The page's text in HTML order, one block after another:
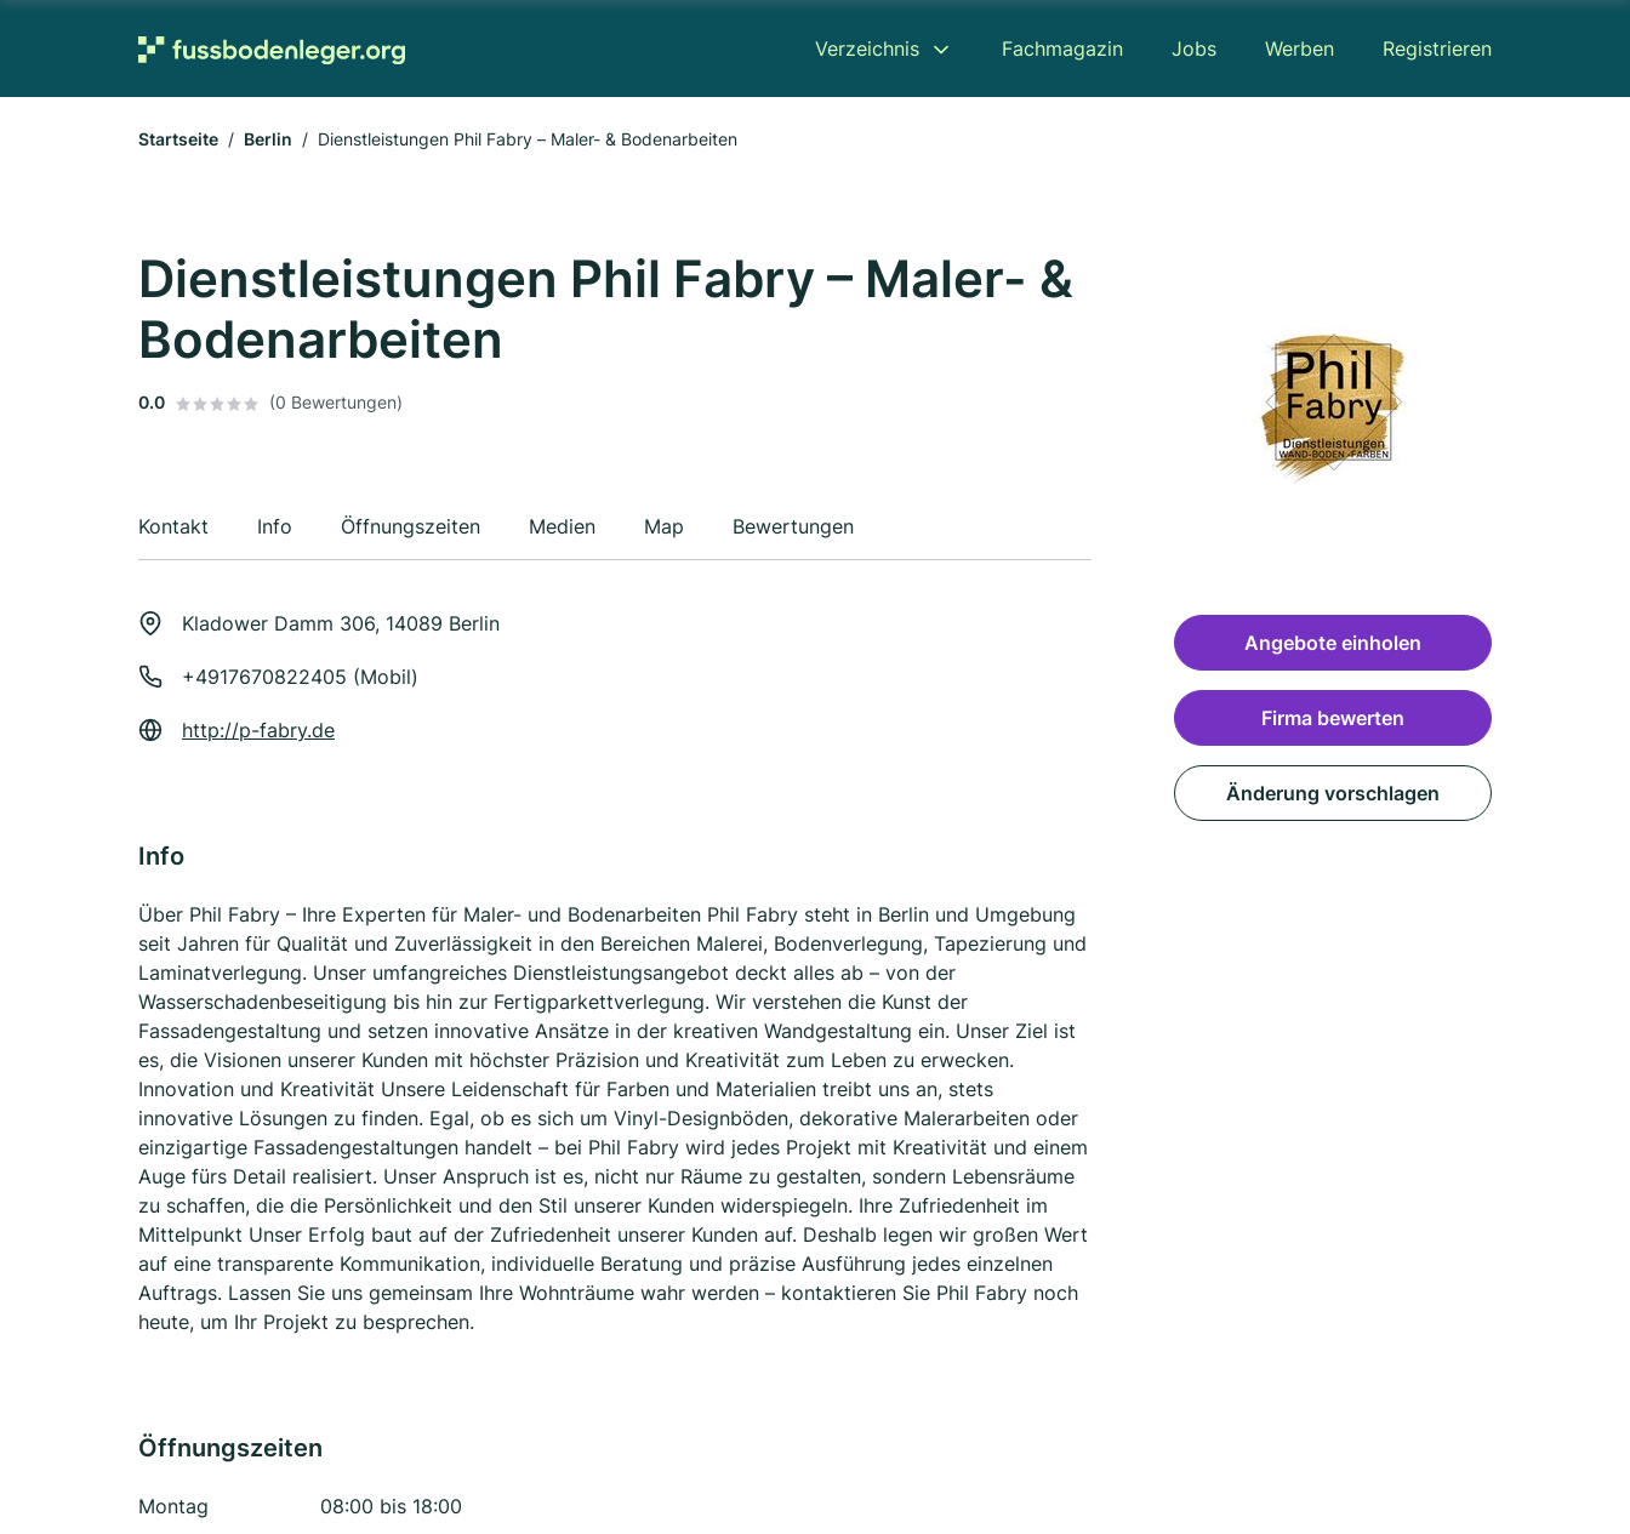
Verzeichnis Fachmagazin Jobs Werben Registrieren
Startseite Berlin Dienstleistungen Phil Fabry – Maler- & Bodenarbeiten
Dienstleistungen Phil Fabry – Maler- &
Bodenarbeiten
0.0 (0 Bewertungen)
Kontakt Info Öffnungszeiten Medien Map Bewertungen
Kladower Damm 306, 14089 Berlin
+4917670822405 (Mobil)
http://p-fabry.de
Info
Über Phil Fabry – Ihre Experten für Maler- und Bodenarbeiten Phil Fabry steht in Berlin und Umgebung
seit Jahren für Qualität und Zuverlässigkeit in den Bereichen Malerei, Bodenverlegung, Tapezierung und
Laminatverlegung. Unser umfangreiches Dienstleistungsangebot deckt alles ab – von der
Wasserschadenbeseitigung bis hin zur Fertigparkettverlegung. Wir verstehen die Kunst der
Fassadengestaltung und setzen innovative Ansätze in der kreativen Wandgestaltung ein. Unser Ziel ist
es, die Visionen unserer Kunden mit höchster Präzision und Kreativität zum Leben zu erwecken.
Innovation und Kreativität Unsere Leidenschaft für Farben und Materialien treibt uns an, stets
innovative Lösungen zu finden. Egal, ob es sich um Vinyl-Designböden, dekorative Malerarbeiten oder
einzigartige Fassadengestaltungen handelt – bei Phil Fabry wird jedes Projekt mit Kreativität und einem
Auge fürs Detail realisiert. Unser Anspruch ist es, nicht nur Räume zu gestalten, sondern Lebensräume
zu schaffen, die die Persönlichkeit und den Stil unserer Kunden widerspiegeln. Ihre Zufriedenheit im
Mittelpunkt Unser Erfolg baut auf der Zufriedenheit unserer Kunden auf. Deshalb legen wir großen Wert
auf eine transparente Kommunikation, individuelle Beratung und präzise Ausführung jedes einzelnen
Auftrags. Lassen Sie uns gemeinsam Ihre Wohnträume wahr werden – kontaktieren Sie Phil Fabry noch
heute, um Ihr Projekt zu besprechen.
Öffnungszeiten
Montag
08:00 bis 18:00
Angebote einholen
Firma bewerten
Änderung vorschlagen